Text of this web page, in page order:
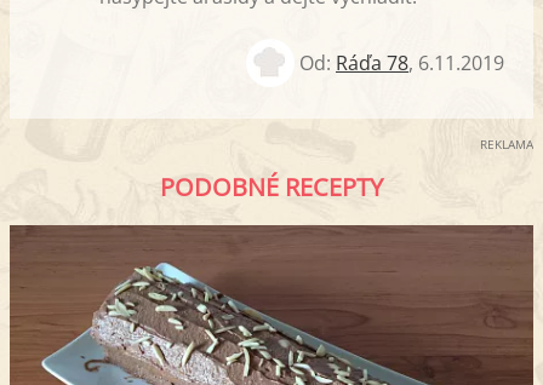
Od: Ráďa 78, 6.11.2019
REKLAMA
PODOBNÉ RECEPTY